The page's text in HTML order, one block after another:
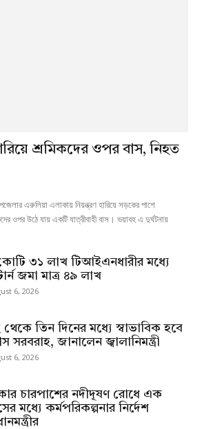
শ্রমিকদের ওপর বাস, নিহত
এরুলিয়া এলাকায় নিয়ন্ত্রণ হারিয়ে সড়কের পাশে
ওপর উঠে যায় একটি যাত্রীবাহী বাস। ভয়াবহ এ দুর্ঘটনায়
৩১ লাখ টিআইএনধারীর মধ্যে
জমা মাত্র ৪৯ লাখ
6, 2026
থেকে তিন দিনের মধ্যে স্বাভাবিক হবে
সরবরাহ, জানালেন জ্বালানিমন্ত্রী
6, 2026
চারপাশের নদীদূষণ রোধে এক
মধ্যে কর্মপরিকল্পনার নির্দেশ